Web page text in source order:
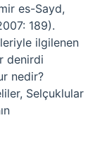
es-Sayd,
189).
ilgilenen
denirdi
nedir?
Selçuklular